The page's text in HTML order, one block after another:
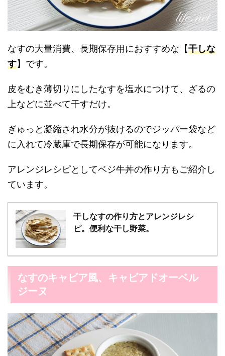
なすの大量消費、長期保存用におすすめな【干しな
す】です。
皮をむき薄切りにしたなすを塩水につけて、ざるの
上などに並べて干すだけ。
ぎゅっと凝縮され水分が抜けるのでジッパー袋など
に入れて冷蔵庫で長期保存が可能になります。
アレンジレシピとしてベジ牛丼の作り方もご紹介し
ています。
干しなすの作り方とアレンジレシ
ピ。便利な干し野菜。
なすのキャビア風、キャビアドオーベル
ジーヌ